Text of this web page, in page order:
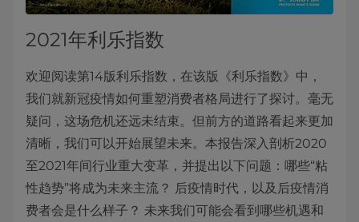
2021年利乐指数
欢迎阅读第14版利乐指数，在该版《利乐指数》中，
我们就新冠疫情如何重塑消费者格局进行了探讨。毫无
疑问，这场危机还远未结束。但前方的道路看起来更加
清晰，我们可以开始展望未来。本报告深入剖析2020
至2021年间行业重大变革，并提出以下问题：哪些“粘
性趋势”将成为未来主流？ 后疫情时代，以及后疫情消
费者会是什么样子？ 未来我们可能会看到哪些机遇和